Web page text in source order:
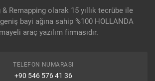
Remapping olarak 15 yıllık tecrübe ile
bayi ağına sahip %100 HOLLANDA
araç yazılım firmasıdır.
TELEFON NUMARASI
+90 546 576 41 36